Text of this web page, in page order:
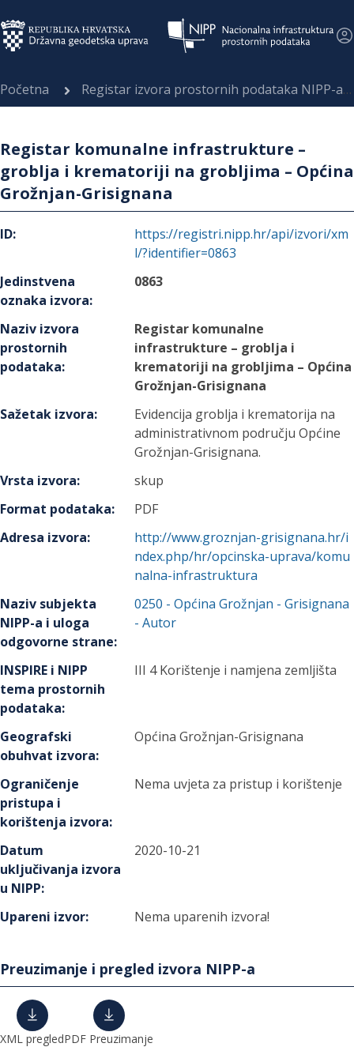
Početna Registar izvora prostornih podataka NIPP-a
Registar komunalne infrastrukture –
groblja i krematoriji na grobljima – Općina
Grožnjan-Grisignana
ID:
https://registri.nipp.hr/api/izvori/xm
l/?identifier=0863
Jedinstvena
oznaka izvora:
0863
Naziv izvora
prostornih
podataka:
Registar komunalne
infrastrukture – groblja i
krematoriji na grobljima – Općina
Grožnjan-Grisignana
Sažetak izvora:
Evidencija groblja i krematorija na
administrativnom području Općine
Grožnjan-Grisignana.
Vrsta izvora:
skup
Format podataka:
PDF
Adresa izvora:
http://www.groznjan-grisignana.hr/i
ndex.php/hr/opcinska-uprava/komu
nalna-infrastruktura
Naziv subjekta
NIPP-a i uloga
odgovorne strane:
0250 -Općina Grožnjan - Grisignana
- Autor
INSPIRE i NIPP
tema prostornih
podataka:
III 4 Korištenje i namjena zemljišta
Geografski
obuhvat izvora:
Općina Grožnjan-Grisignana
Ograničenje
pristupa i
korištenja izvora:
Nema uvjeta za pristup i korištenje
Datum
uključivanja izvora
u NIPP:
2020-10-21
Upareni izvor: Nema uparenih izvora!
Preuzimanje i pregled izvora NIPP-a
XML pregledPDF Preuzimanje